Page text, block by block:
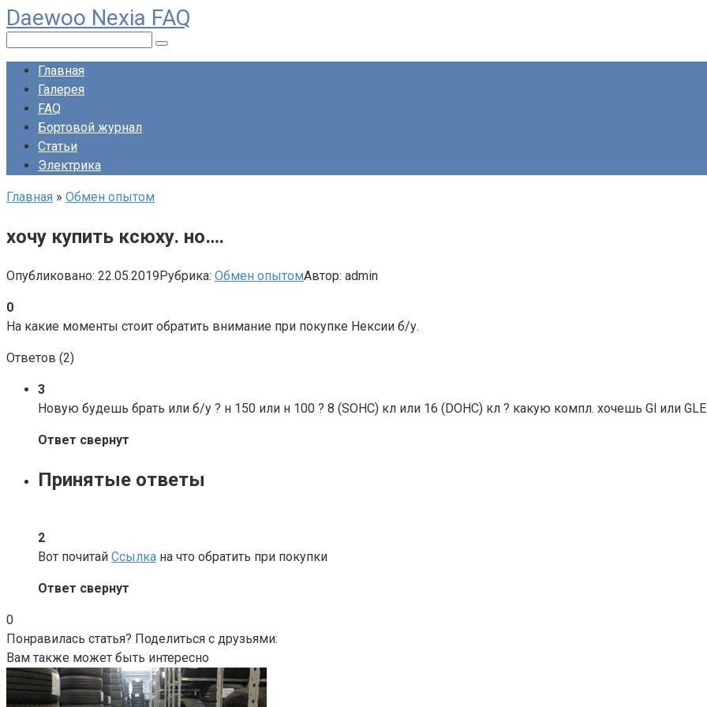
Перейти
к
контенту
Daewoo Nexia FAQ
Главная
Галерея
FAQ
Бортовой журнал
Статьи
Электрика
Главная » Обмен опытом
хочу купить ксюху. но….
Опубликовано: 22.05.2019Рубрика: Обмен опытомАвтор: admin
0
На какие моменты стоит обратить внимание при покупке Нексии б/у.
Ответов (2)
3
Новую будешь брать или б/у ? н 150 или н 100 ? 8 (SOHC) кл или 16 (DOHC) кл ? какую компл. хочешь Gl или
Ответ свернут
Принятые ответы
2
Вот почитай Ссылка на что обратить при покупки
Ответ свернут
0
Понравилась статья? Поделиться с друзьями:
Вам также может быть интересно